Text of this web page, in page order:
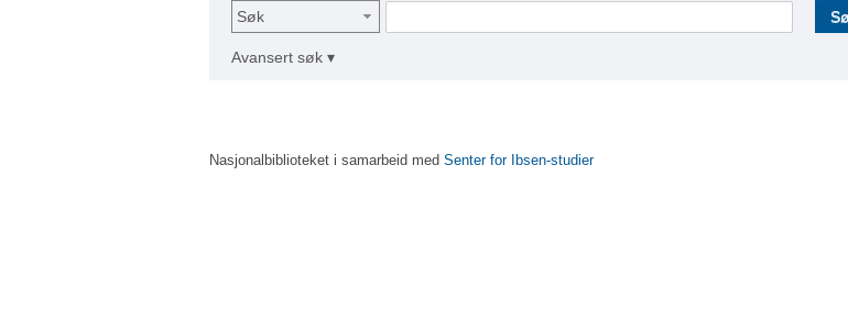
Søk
Avansert søk ▾
Nasjonalbiblioteket i samarbeid med Senter for Ibsen-studier